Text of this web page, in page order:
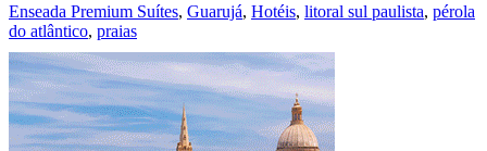
Enseada Premium Suítes, Guarujá, Hotéis, litoral sul paulista, pérola
do atlântico, praias